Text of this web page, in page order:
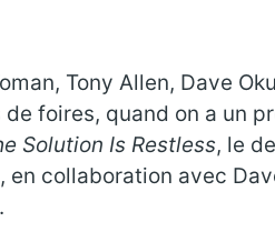
Tony Allen, Dave
foires, quand on a un
Solution Is Restless, le
collaboration avec